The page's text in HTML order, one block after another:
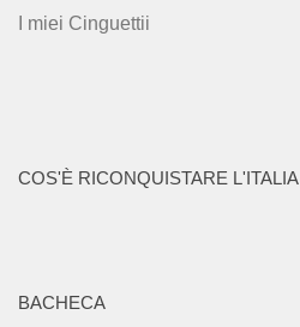
I miei Cinguettii
COS'È RICONQUISTARE L'ITALIA
BACHECA